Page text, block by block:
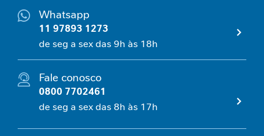
M
c
Whatsapp
11 97893 1273
de seg a sex das 9h às 18h
Fale conosco
0800 7702461
de seg a sex das 8h às 17h